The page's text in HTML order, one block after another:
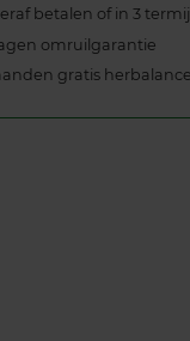
betalen of in 3
omruilgarantie
gratis